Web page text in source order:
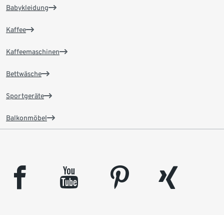
Babykleidung
Kaffee
Kaffeemaschinen
Bettwäsche
Sportgeräte
Balkonmöbel
facebook youtube pinterest
xing